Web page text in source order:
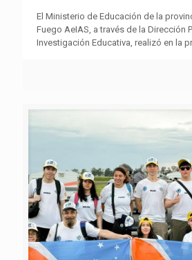
El Ministerio de Educación de la
Fuego AeIAS, a través de la Dirección
Investigación Educativa, realizó en la